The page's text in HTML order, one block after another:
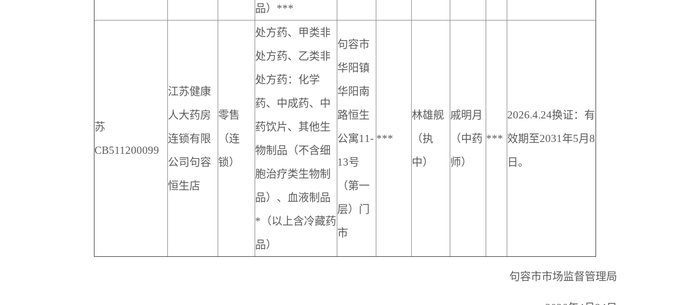
品）***
苏
CB511200099
江苏健康
人大药房
连锁有限
公司句容
恒生店
零售
（连
锁）
处方药、甲类非
处方药、乙类非
处方药：化学
药、中成药、中
药饮片、其他生
物制品（不含细
胞治疗类生物制
品）、血液制品
*（以上含冷藏药
品）
句容市
华阳镇
华阳南
路恒生
公寓11-
13号
（第一
层）门
市
***
林雄舰
（执
中）
戚明月
（中药
师）
***
2026.4.24换证：有
效期至2031年5月 8
日。
句容市市场监督管理局